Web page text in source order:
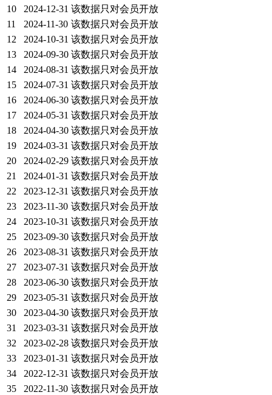
10
2024-12-31 该数据只对会员开放
11
2024-11-30 该数据只对会员开放
12
2024-10-31 该数据只对会员开放
13
2024-09-30 该数据只对会员开放
14
2024-08-31 该数据只对会员开放
15
2024-07-31 该数据只对会员开放
16
2024-06-30 该数据只对会员开放
17
2024-05-31 该数据只对会员开放
18
2024-04-30 该数据只对会员开放
19
2024-03-31 该数据只对会员开放
20
2024-02-29 该数据只对会员开放
21
2024-01-31 该数据只对会员开放
22
2023-12-31 该数据只对会员开放
23
2023-11-30 该数据只对会员开放
24
2023-10-31 该数据只对会员开放
25
2023-09-30 该数据只对会员开放
26
2023-08-31 该数据只对会员开放
27
2023-07-31 该数据只对会员开放
28
2023-06-30 该数据只对会员开放
29
2023-05-31 该数据只对会员开放
30
2023-04-30 该数据只对会员开放
31
2023-03-31 该数据只对会员开放
32
2023-02-28 该数据只对会员开放
33
2023-01-31 该数据只对会员开放
34
2022-12-31 该数据只对会员开放
35
2022-11-30 该数据只对会员开放